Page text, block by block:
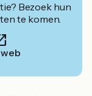
Bezoek hun
te komen.